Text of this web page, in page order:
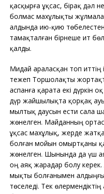
қасқырға ұқсас, бірақ дәл
болмас махұлықты
алдында ию-қию
тамақталған бірнеше ит
қалды.
Мидай араласқан топ иттің
тежеп Торшолақты
аспанға қарата екі дүркін
дүр жайшылықта қорқақ
мылтық даусын ести сала
жөнелген. Майданның
ұқсас махұлық, жерде
болған мойын омыртқаны
жөнелген. Шынында да үш
оң аяқ жарадар болу керек.
мықты болғанымен
төселеді. Тек